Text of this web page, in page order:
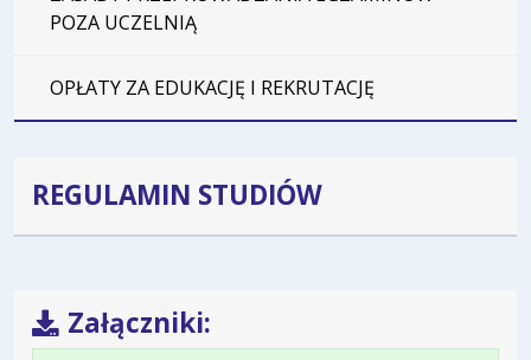
POZA UCZELNIĄ
OPŁATY ZA EDUKACJĘ I REKRUTACJĘ
REGULAMIN STUDIÓW
Załączniki: